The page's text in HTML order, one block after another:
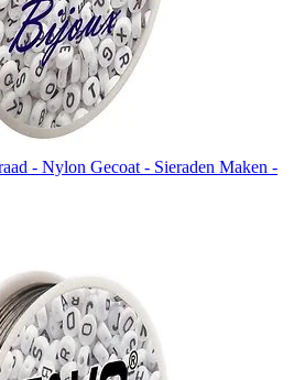
- Nylon Gecoat - Sieraden Maken -